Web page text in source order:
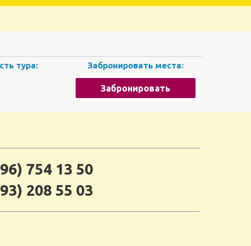
тура: Забронировать места:
Забронировать
754 13 50
208 55 03